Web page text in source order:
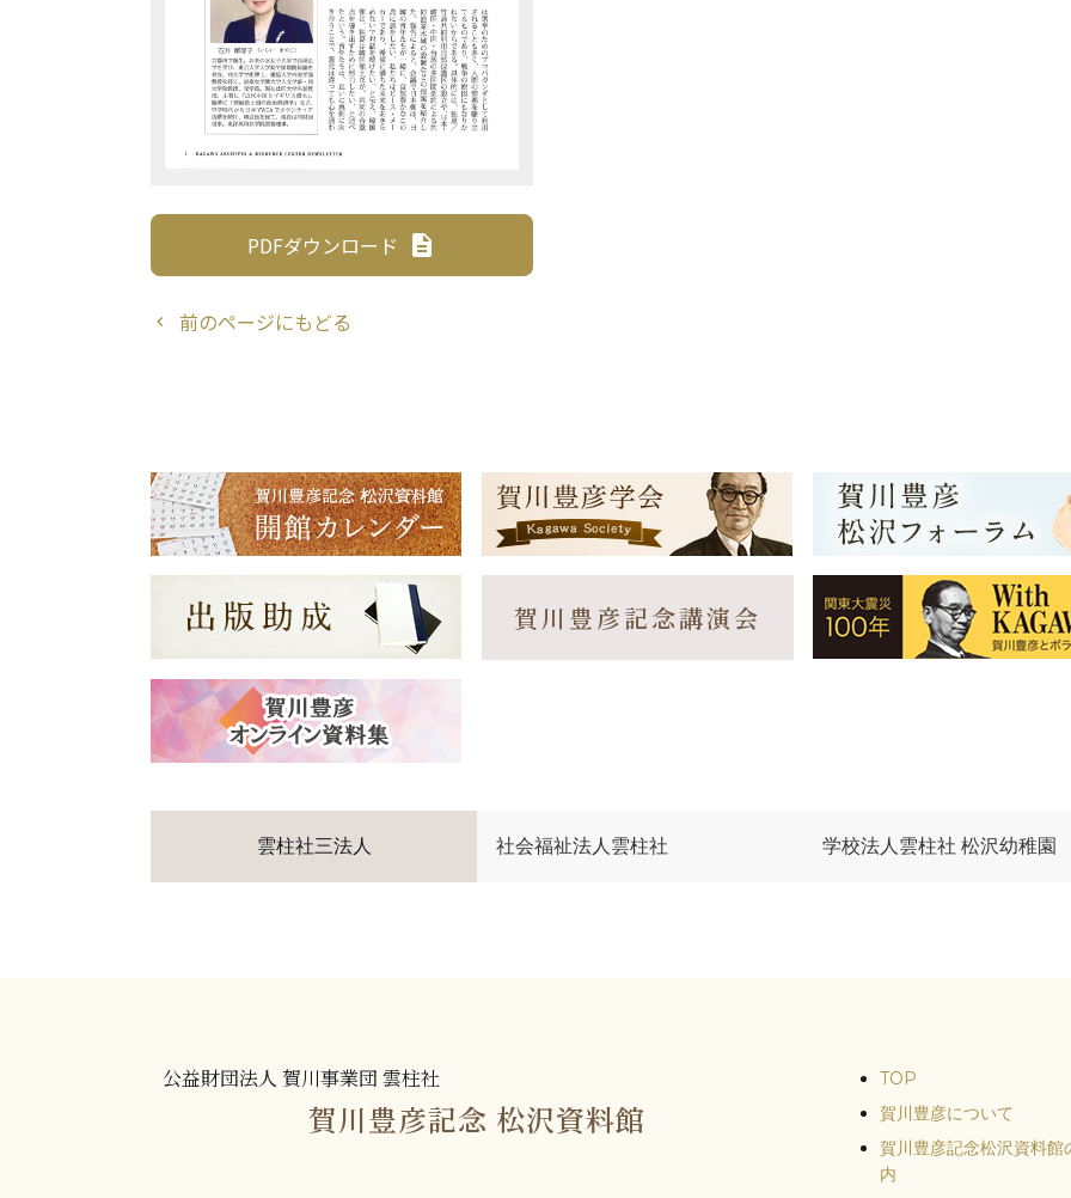
PDFダウンロード description
chevron_left 前のページにもどる
賀川豊彦記念講演会
雲柱社三法人 社会福祉法人雲柱社 学校法人雲柱社 松沢幼稚園
公益財団法人 賀川事業団 雲柱社
賀川豊彦記念 松沢資料館
TOP
賀川豊彦について
賀川豊彦記念松沢資料館
内